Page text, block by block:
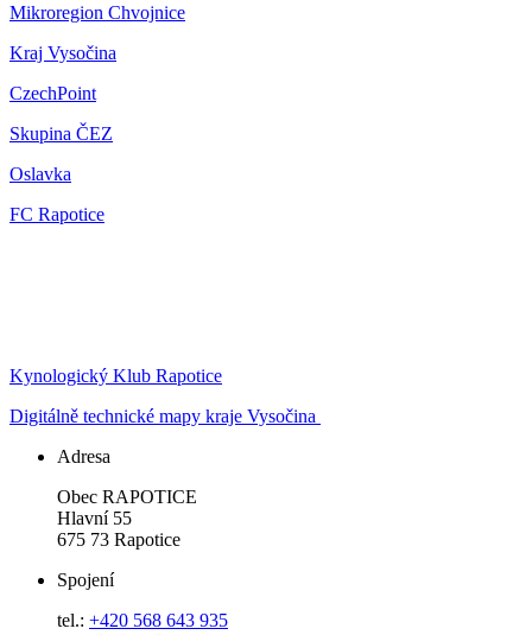
Mikroregion Chvojnice
Kraj Vysočina
CzechPoint
Skupina ČEZ
Oslavka
FC Rapotice
Kynologický Klub Rapotice
Digitálně technické mapy kraje Vysočina
Adresa
Obec RAPOTICE
Hlavní 55
675 73 Rapotice
Spojení
tel.: +420 568 643 935